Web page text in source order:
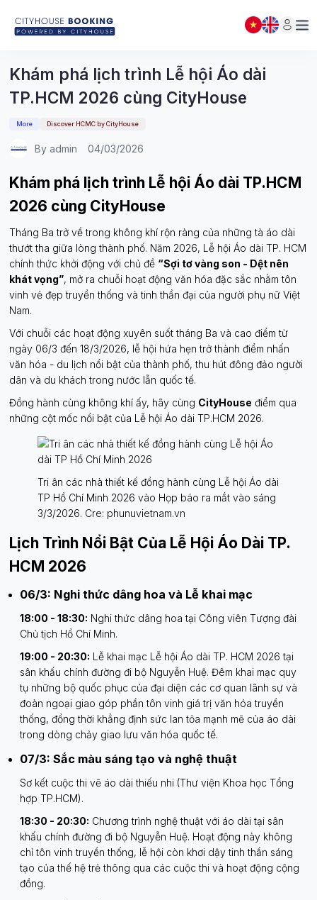
Khám phá lịch trình Lễ hội Áo dài
TP.HCM 2026 cùng CityHouse
More Discover HCMC by CityHouse
By admin 04/03/2026
Khám phá lịch trình Lễ hội Áo dài TP.HCM
2026 cùng CityHouse
Tháng Ba trở về trong không khí rộn ràng của những tà áo dài
thướt tha giữa lòng thành phố. Năm 2026, Lễ hội Áo dài TP. HCM
chính thức khởi động với chủ đề “Sợi tơ vàng son - Dệt nên
khát vọng”, mở ra chuỗi hoạt động văn hóa đặc sắc nhằm tôn
vinh vẻ đẹp truyền thống và tinh thần đại của người phụ nữ Việt
Nam.
Với chuỗi các hoạt động xuyên suốt tháng Ba và cao điểm từ
ngày 06/3 đến 18/3/2026, lễ hội hứa hẹn trở thành điểm nhấn
văn hóa - du lịch nổi bật của thành phố, thu hút đông đảo người
dân và du khách trong nước lẫn quốc tế.
Đồng hành cùng không khí ấy, hãy cùng CityHouse điểm qua
những cột mốc nổi bật của Lễ hội Áo dài TP.HCM 2026.
Tri ân các nhà thiết kế đồng hành cùng Lễ hội Áo dài
TP Hồ Chí Minh 2026 vào Họp báo ra mắt vào sáng
3/3/2026. Cre: phunuvietnam.vn
Lịch Trình Nổi Bật Của Lễ Hội Áo Dài TP.
HCM 2026
06/3: Nghi thức dâng hoa và Lễ khai mạc
18:00 - 18:30: Nghi thức dâng hoa tại Công viên Tượng đài
Chủ tịch Hồ Chí Minh.
19:00 - 20:30: Lễ khai mạc Lễ hội Áo dài TP. HCM 2026 tại
sân khấu chính đường đi bộ Nguyễn Huệ. Đêm khai mạc quy
tụ những bộ quốc phục của đại diện các cơ quan lãnh sự và
đoàn ngoại giao góp phần tôn vinh giá trị văn hóa truyền
thống, đồng thời khẳng định sức lan tỏa mạnh mẽ của áo dài
trong dòng chảy giao lưu văn hóa quốc tế.
07/3: Sắc màu sáng tạo và nghệ thuật
Sơ kết cuộc thi vẽ áo dài thiếu nhi (Thư viện Khoa học Tổng
hợp TP.HCM).
18:30 - 20:30: Chương trình nghệ thuật với áo dài tại sân
khấu chính đường đi bộ Nguyễn Huệ. Hoạt động này không
chỉ tôn vinh truyền thống, lễ hội còn khơi dậy tinh thần sáng
tạo của thế hệ trẻ thông qua các cuộc thi và hoạt động cộng
đồng.
Đóng
DANH SÁCH ĐẶT PHÒNG
THÔNG BÁO